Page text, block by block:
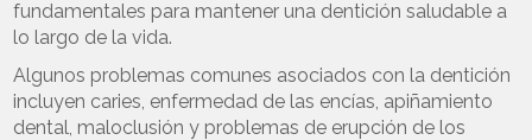
fundamentales para mantener una dentición saludable a
lo largo de la vida.
Algunos problemas comunes asociados con la dentición
incluyen caries, enfermedad de las encías, apiñamiento
dental, maloclusión y problemas de erupción de los